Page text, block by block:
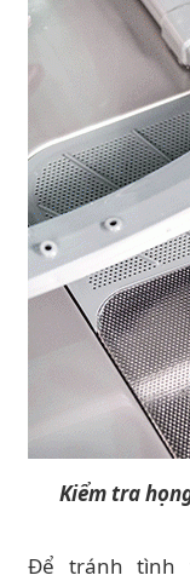
Kiểm tra
Để tránh tình